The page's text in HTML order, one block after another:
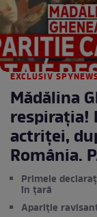
EXCLUSIV
Mădălina
respirația!
actriței,
România.
Primele
în țară
Apariție